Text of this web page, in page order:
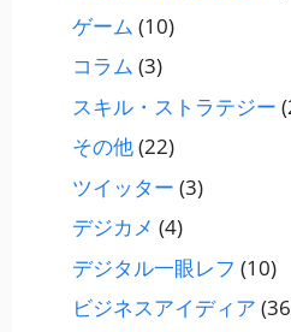
ゲーム (10)
コラム (3)
スキル・ストラテジー
その他(22)
ツイッター (3)
デジカメ (4)
デジタル一眼レフ (10)
ビジネスアイディア